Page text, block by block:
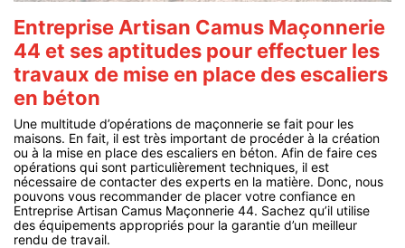
Entreprise Artisan Camus Maçonnerie
44 et ses aptitudes pour effectuer les
travaux de mise en place des escaliers
en béton
Une multitude d’opérations de maçonnerie se fait pour les
maisons. En fait, il est très important de procéder à la création
ou à la mise en place des escaliers en béton. Afin de faire ces
opérations qui sont particulièrement techniques, il est
nécessaire de contacter des experts en la matière. Donc, nous
pouvons vous recommander de placer votre confiance en
Entreprise Artisan Camus Maçonnerie 44. Sachez qu’il utilise
des équipements appropriés pour la garantie d’un meilleur
rendu de travail.